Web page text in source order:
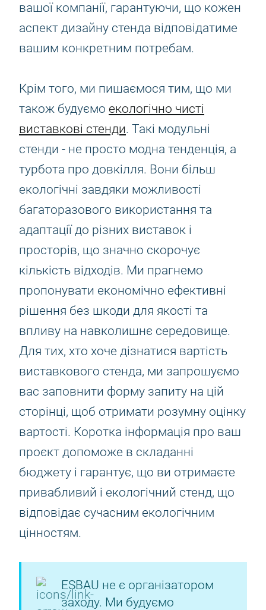
вашої компанії, гарантуючи, що кожен
аспект дизайну стенда відповідатиме
вашим конкретним потребам.
Крім того, ми пишаємося тим, що ми
також будуємо екологічно чисті
виставкові стенди. Такі модульні
стенди - не просто модна тенденція, а
турбота про довкілля. Вони більш
екологічні завдяки можливості
багаторазового використання та
адаптації до різних виставок і
просторів, що значно скорочує
кількість відходів. Ми прагнемо
пропонувати економічно ефективні
рішення без шкоди для якості та
впливу на навколишнє середовище.
Для тих, хто хоче дізнатися вартість
виставкового стенда, ми запрошуємо
вас заповнити форму запиту на цій
сторінці, щоб отримати розумну оцінку
вартості. Коротка інформація про ваш
проєкт допоможе в складанні
бюджету і гарантує, що ви отримаєте
привабливий і екологічний стенд, що
відповідає сучасним екологічним
цінностям.
ESBAU не є організатором
заходу. Ми будуємо